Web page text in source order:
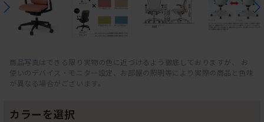
商品写真はできる限り実物の色に近づけるよう徹底しておりますが、 お
使いのデバイス・モニター設定、お部屋の照明等により実際の商品と色味
が異なる場合がございます。
カラーを選択